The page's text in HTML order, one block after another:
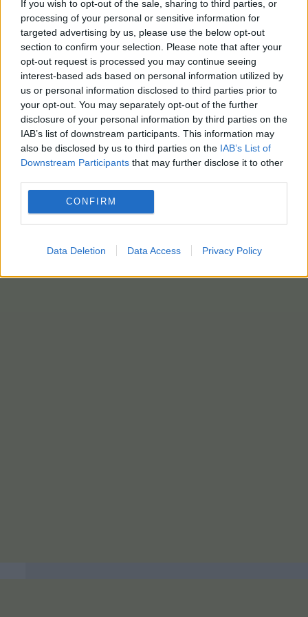
If you wish to opt-out of the sale, sharing to third parties, or
processing of your personal or sensitive information for
targeted advertising by us, please use the below opt-out
section to confirm your selection. Please note that after your
opt-out request is processed you may continue seeing
interest-based ads based on personal information utilized by
us or personal information disclosed to third parties prior to
your opt-out. You may separately opt-out of the further
disclosure of your personal information by third parties on the
IAB’s list of downstream participants. This information may
also be disclosed by us to third parties on the IAB’s List of
Downstream Participants that may further disclose it to other
CONFIRM
Data Deletion Data Access Privacy Policy